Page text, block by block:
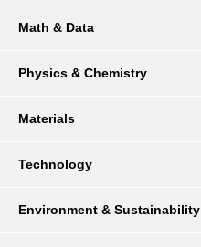
Math & Data
Physics & Chemistry
Materials
Technology
Environment & Sustainability